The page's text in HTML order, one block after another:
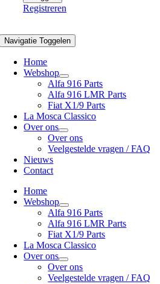
Registreren
Navigatie Toggelen
Home
Webshop
Alfa 916 Parts
Alfa 916 LMR Parts
Fiat X1/9 Parts
La Mosca Classico
Over ons
Over ons
Veelgestelde vragen / FAQ
Nieuws
Contact
Home
Webshop
Alfa 916 Parts
Alfa 916 LMR Parts
Fiat X1/9 Parts
La Mosca Classico
Over ons
Over ons
Veelgestelde vragen / FAQ